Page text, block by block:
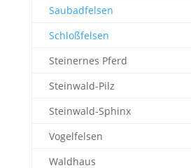
Saubadfelsen
Schloßfelsen
Steinernes Pferd
Steinwald-Pilz
Steinwald-Sphinx
Vogelfelsen
Waldhaus